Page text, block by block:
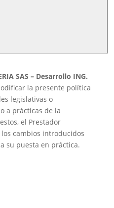
privacidad, en
sus datos, pero
POLÍTICA DE
SAS – Desarrollo ING.
la presente política
legislativas o
a prácticas de la
el Prestador
cambios introducidos
su puesta en práctica.